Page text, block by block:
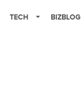
TECH BIZBLOG